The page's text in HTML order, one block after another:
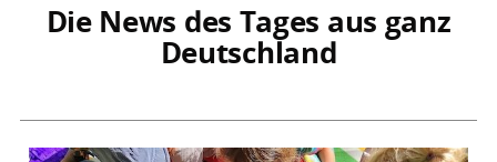
Die News des Tages aus ganz
Deutschland